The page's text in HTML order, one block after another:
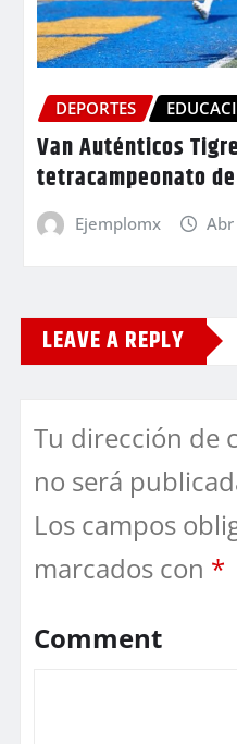
DEPORTES
Van Auténticos
tetracampeonato
Ejemplomx
LEAVE A REPLY
Tu dirección de
no será
Los campos
marcados con *
Comment